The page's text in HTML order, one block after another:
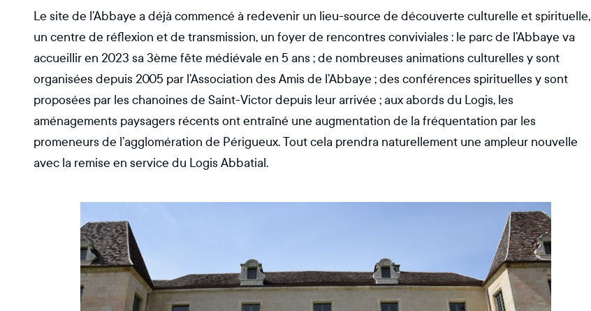
Le site de l’Abbaye a déjà commencé à redevenir un lieu-source de découverte culturelle et spirituelle,
un centre de réflexion et de transmission, un foyer de rencontres conviviales : le parc de l’Abbaye va
accueillir en 2023 sa 3ème fête médiévale en 5 ans ; de nombreuses animations culturelles y sont
organisées depuis 2005 par l’Association des Amis de l’Abbaye ; des conférences spirituelles y sont
proposées par les chanoines de Saint-Victor depuis leur arrivée ; aux abords du Logis, les
aménagements paysagers récents ont entraîné une augmentation de la fréquentation par les
promeneurs de l’agglomération de Périgueux. Tout cela prendra naturellement une ampleur nouvelle
avec la remise en service du Logis Abbatial.